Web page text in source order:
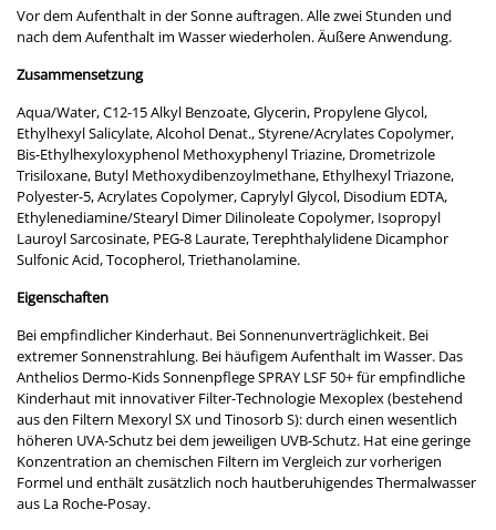
Vor dem Aufenthalt in der Sonne auftragen. Alle zwei Stunden und
nach dem Aufenthalt im Wasser wiederholen. Äußere Anwendung.
Zusammensetzung
Aqua/Water, C12-15 Alkyl Benzoate, Glycerin, Propylene Glycol,
Ethylhexyl Salicylate, Alcohol Denat., Styrene/Acrylates Copolymer,
Bis-Ethylhexyloxyphenol Methoxyphenyl Triazine, Drometrizole
Trisiloxane, Butyl Methoxydibenzoylmethane, Ethylhexyl Triazone,
Polyester-5, Acrylates Copolymer, Caprylyl Glycol, Disodium EDTA,
Ethylenediamine/Stearyl Dimer Dilinoleate Copolymer, Isopropyl
Lauroyl Sarcosinate, PEG-8 Laurate, Terephthalylidene Dicamphor
Sulfonic Acid, Tocopherol, Triethanolamine.
Eigenschaften
Bei empfindlicher Kinderhaut. Bei Sonnenunverträglichkeit. Bei
extremer Sonnenstrahlung. Bei häufigem Aufenthalt im Wasser. Das
Anthelios Dermo-Kids Sonnenpflege SPRAY LSF 50+ für empfindliche
Kinderhaut mit innovativer Filter-Technologie Mexoplex (bestehend
aus den Filtern Mexoryl SX und Tinosorb S): durch einen wesentlich
höheren UVA-Schutz bei dem jeweiligen UVB-Schutz. Hat eine geringe
Konzentration an chemischen Filtern im Vergleich zur vorherigen
Formel und enthält zusätzlich noch hautberuhigendes Thermalwasser
aus La Roche-Posay.